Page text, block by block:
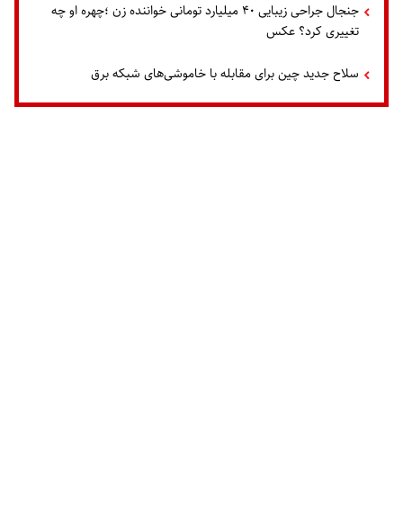
جنجال جراحی زیبایی ۴۰ میلیارد تومانی خواننده زن ؛چهره او چه
تغییری کرد؟ عکس
سلاح جدید چین برای مقابله با خاموشی‌های شبکه برق